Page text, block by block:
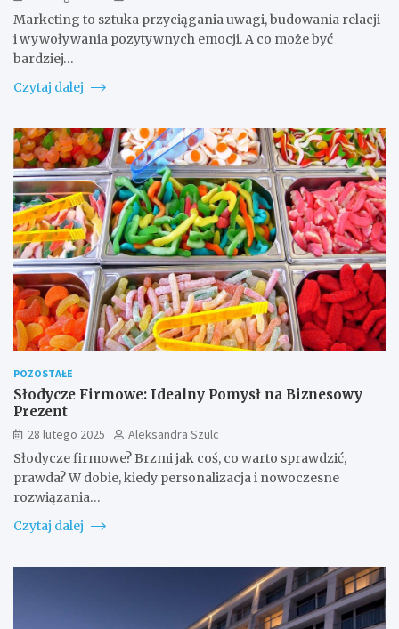
Marketing to sztuka przyciągania uwagi, budowania relacji
i wywoływania pozytywnych emocji. A co może być
bardziej…
Czytaj dalej
POZOSTAŁE
Słodycze Firmowe: Idealny Pomysł na Biznesowy
Prezent
28 lutego 2025
Aleksandra Szulc
Słodycze firmowe? Brzmi jak coś, co warto sprawdzić,
prawda? W dobie, kiedy personalizacja i nowoczesne
rozwiązania…
Czytaj dalej